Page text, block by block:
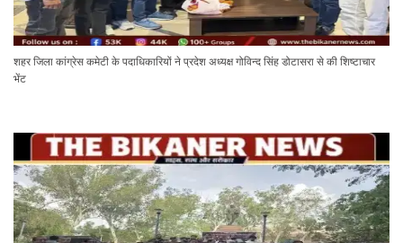
शहर जिला कांग्रेस कमेटी के पदाधिकारियों ने प्रदेश अध्यक्ष गोविन्द सिंह डोटासरा से की शिष्टाचार
भेंट